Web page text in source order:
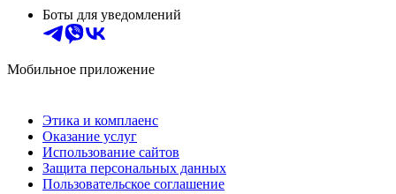
Боты для уведомлений
Мобильное приложение
Этика и комплаенс
Оказание услуг
Использование сайтов
Защита персональных данных
Пользовательское соглашение